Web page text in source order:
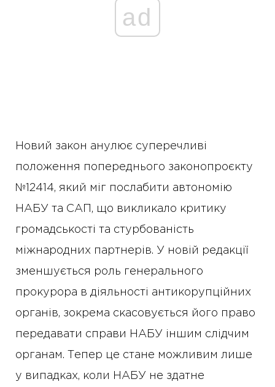
ad
Новий закон анулює суперечливі
положення попереднього законопроєкту
№12414, який міг послабити автономію
НАБУ та САП, що викликало критику
громадськості та стурбованість
міжнародних партнерів. У новій редакції
зменшується роль генерального
прокурора в діяльності антикорупційних
органів, зокрема скасовується його право
передавати справи НАБУ іншим слідчим
органам. Тепер це стане можливим лише
у випадках, коли НАБУ не здатне